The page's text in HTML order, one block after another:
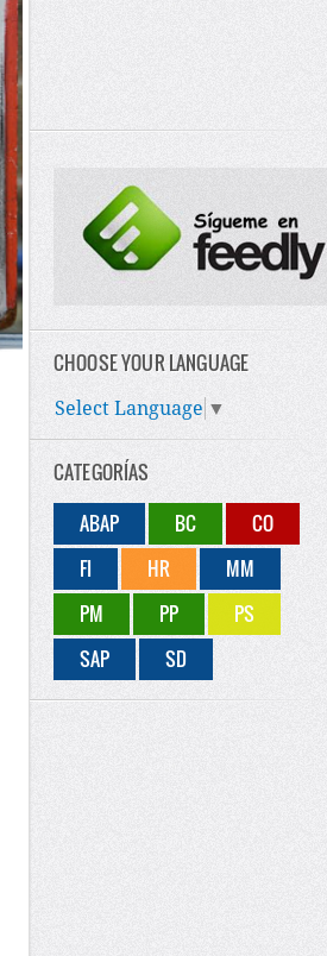
CHOOSE YOUR LANGUAGE
Select Language ▼
CATEGORÍAS
ABAP
BC
CO
FI
HR
MM
PM
PP
PS
SAP
SD